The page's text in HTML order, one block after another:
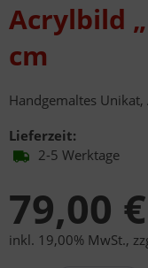
Acrylbild
cm
Handgemaltes
Lieferzeit:
2-5 Werktage
79,00 €
inkl. 19,00% MwSt.,